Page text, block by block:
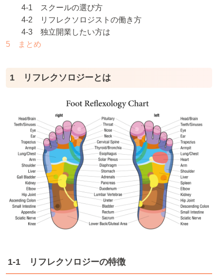
4-1 スクールの選び方
4-2 リフレクソロジストの働き方
4-3 独立開業したい方は
5 まとめ
1 リフレクソロジーとは
1-1 リフレクソロジーの特徴